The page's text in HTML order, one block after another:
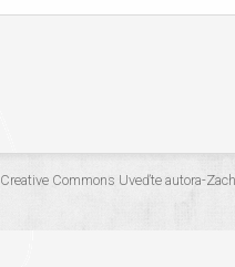
Creative Commons Uveďte autora-